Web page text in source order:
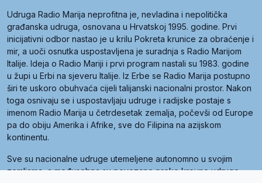
Udruga Radio Marija neprofitna je, nevladina i nepolitička
građanska udruga, osnovana u Hrvatskoj 1995. godine. Prvi
inicijativni odbor nastao je u krilu Pokreta krunice za obraćenje i
mir, a uoči osnutka uspostavljena je suradnja s Radio Marijom
Italije. Ideja o Radio Mariji i prvi program nastali su 1983. godine
u župi u Erbi na sjeveru Italije. Iz Erbe se Radio Marija postupno
širi te uskoro obuhvaća cijeli talijanski nacionalni prostor. Nakon
toga osnivaju se i uspostavljaju udruge i radijske postaje s
imenom Radio Marija u četrdesetak zemalja, počevši od Europe
pa do obiju Amerika i Afrike, sve do Filipina na azijskom
kontinentu.
Sve su nacionalne udruge utemeljene autonomno u svojim
zemljama, a međusobna su povezane preko krovne udruge